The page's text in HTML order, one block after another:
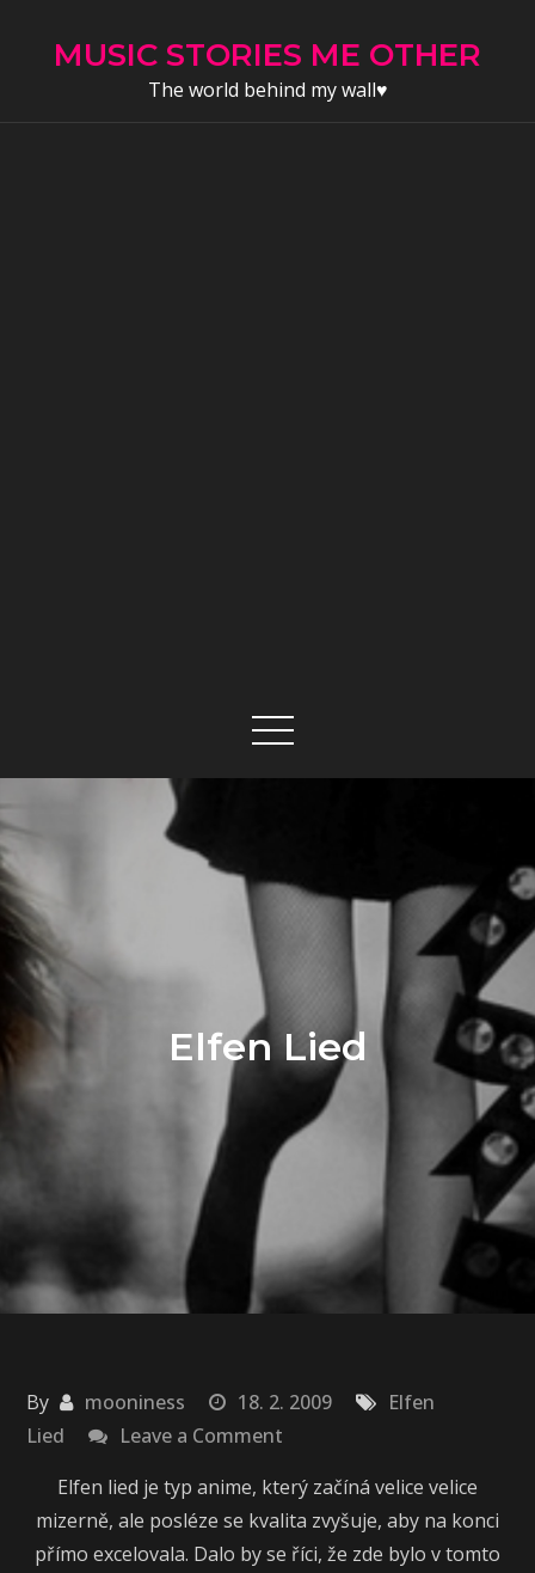
MUSIC STORIES ME OTHER
The world behind my wall♥
Elfen Lied
By mooniness 18. 2. 2009
Elfen
Lied
Leave a Comment
Lied
Elfen lied je typ anime, který začíná velice velice
mizerně, ale posléze se kvalita zvyšuje, aby na konci
přímo excelovala. Dalo by se říci, že zde bylo v tomto